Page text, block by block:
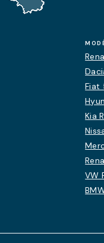
Fiat
Kia
VW